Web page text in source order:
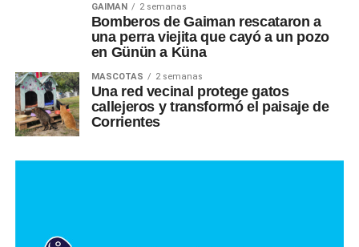
GAIMAN 2 semanas
Bomberos de Gaiman rescataron a
una perra viejita que cayó a un pozo
en Günün a Küna
MASCOTAS 2 semanas
Una red vecinal protege gatos
callejeros y transformó el paisaje de
Corrientes